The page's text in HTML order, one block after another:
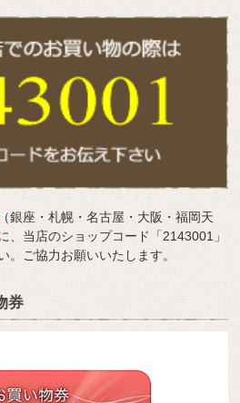
（銀座・札幌・名古屋・大阪・福岡天
、当店のショップコード「2143001」
。ご協力お願いいたします。
券